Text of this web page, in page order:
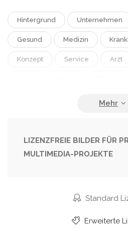
Hintergrund Unternehmen
Gesund Medizin
Konzept Service Arzt
Behandlung
Medikamente Versicherung
Diagnose Klinik
Krankheiten
Gesundheitsversorgung
LIZENZFREIE BILDER FÜR
MULTIMEDIA-PROJEKTE
Standard
Erweiterte